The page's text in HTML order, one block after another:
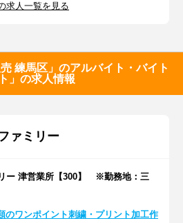
求人一覧を見る
練馬区」のアルバイト・バイト
」の求人情報
ァミリー
ー 津営業所【300】 ※勤務地：三
のワンポイント刺繍・プリント加工作